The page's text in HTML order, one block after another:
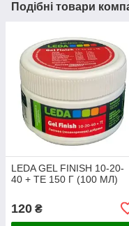
Подібні товари
LEDA GEL FINISH 10-20-
40 + TE 150 Г (100 МЛ)
120 ₴